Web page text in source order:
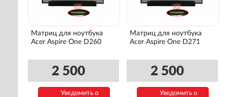
Матриц для ноутбука
Acer Aspire One D260
2 500
Уведомить о
Матриц для ноутбука
Acer Aspire One D271
2 500
Уведомить о